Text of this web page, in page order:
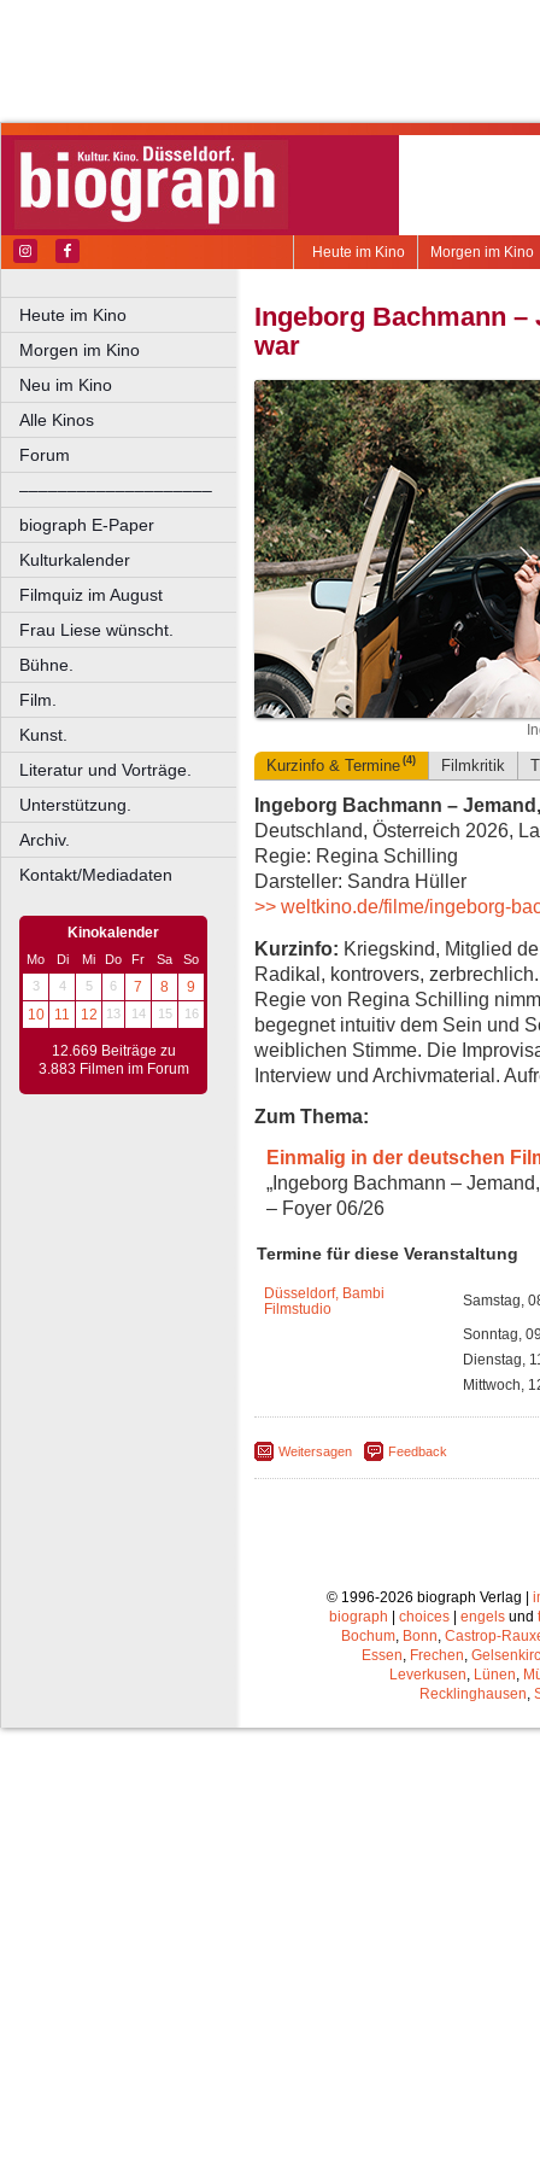
Morgen im Kino
Heute im Kino
Heute im Kino
Morgen im Kino
Neu im Kino
Alle Kinos
Forum
––––––––––––––––––––
biograph E-Paper
Kulturkalender
Filmquiz im August
Frau Liese wünscht.
Bühne.
Film.
Kunst.
Literatur und Vorträge.
Unterstützung.
Archiv.
Kontakt/Mediadaten
Kinokalender
Mo Di Mi Do Fr Sa
So
3
4 5 6 7 8
9
10
11 12 13 14 15 16
12.669 Beiträge zu
3.883 Filmen im Forum
Ingeborg Bachmann
war
Kurzinfo & Termine (4) Filmkritik
Ingeborg Bachmann –
Deutschland, Österreich 2026,
Regie: Regina Schilling
Darsteller: Sandra Hüller
>> weltkino.de/filme/ingeborg-
Kurzinfo: Kriegskind, Mitglied
Radikal, kontrovers,
Regie von Regina Schilling
begegnet intuitiv dem Sein und
weiblichen Stimme. Die
Interview und Archivmaterial.
Zum Thema:
Einmalig in der deutschen
„Ingeborg Bachmann –
– Foyer 06/26
Termine für diese Veranstaltung
Düsseldorf, Bambi
Filmstudio
Samstag,
Sonntag,
Dienstag,
Mittwoch,
Weitersagen Feedback
© 1996-2026 biograph Verlag |
biograph | choices | engels und
Bochum, Bonn, Castrop-
Essen, Frechen,
Leverkusen, Lünen,
Recklinghausen,